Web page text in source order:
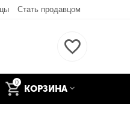
Стать продавцом
0
КОРЗИНА